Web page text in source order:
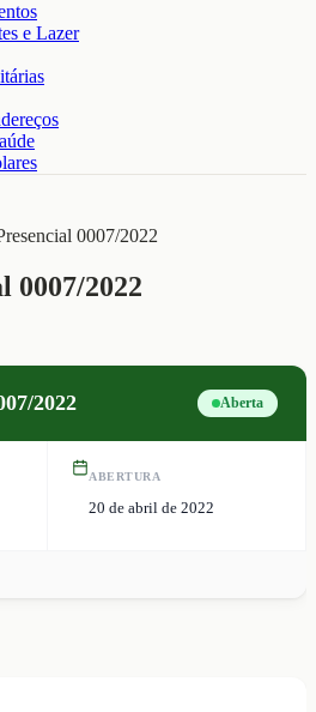
e Lazer
0007/2022
0007/2022
2022 Aberta
ABERTURA
20 de abril de 2022